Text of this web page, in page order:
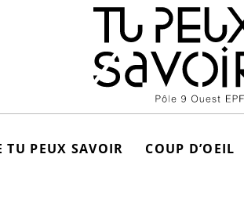
TU PEUX SAVOIR COUP D’OEIL